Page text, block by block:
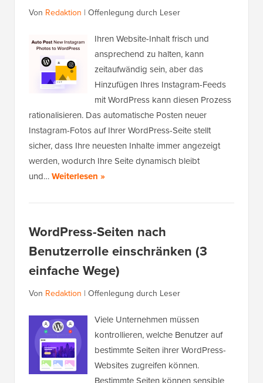
Von Redaktion | Offenlegung durch Leser
Ihren Website-Inhalt frisch und
ansprechend zu halten, kann
zeitaufwändig sein, aber das
Hinzufügen Ihres Instagram-Feeds
mit WordPress kann diesen Prozess
rationalisieren. Das automatische Posten neuer
Instagram-Fotos auf Ihrer WordPress-Seite stellt
sicher, dass Ihre neuesten Inhalte immer angezeigt
werden, wodurch Ihre Seite dynamisch bleibt
und…Weiterlesen »
WordPress-Seiten nach
Benutzerrolle einschränken (3
einfache Wege)
Von Redaktion | Offenlegung durch Leser
Viele Unternehmen müssen
kontrollieren, welche Benutzer auf
bestimmte Seiten ihrer WordPress-
Websites zugreifen können.